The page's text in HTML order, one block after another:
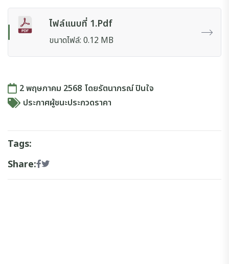
ไฟล์แนบที่ 1.pdf
ขนาดไฟล์: 0.12 MB
2 พฤษภาคม 2568 โดยรัตนาภรณ์ ปินใจ
ประกาศผู้ชนะประกวดราคา
Tags:
Share: